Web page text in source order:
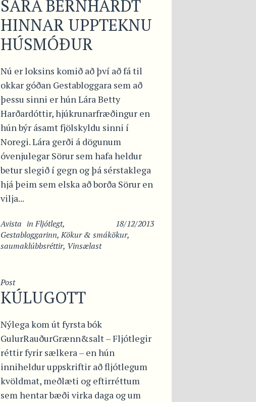
SARA BERNHARDT
HINNAR UPPTEKNU
HÚSMÓÐUR
Nú er loksins komið að því að fá til
okkar góðan Gestabloggara sem að
þessu sinni er hún Lára Betty
Harðardóttir, hjúkrunarfræðingur en
hún býr ásamt fjölskyldu sinni í
Noregi. Lára gerði á dögunum
óvenjulegar Sörur sem hafa heldur
betur slegið í gegn og þá sérstaklega
hjá þeim sem elska að borða Sörur en
vilja...
18/12/2013
Avista inFljótlegt,
Gestabloggarinn,Kökur & smákökur,
saumaklúbbsréttir, Vinsælast
Post
KÚLUGOTT
Nýlega kom út fyrsta bók
GulurRauðurGrænn&salt – Fljótlegir
réttir fyrir sælkera – en hún
inniheldur uppskriftir að fljótlegum
kvöldmat, meðlæti og eftirréttum
sem hentar bæði virka daga og um